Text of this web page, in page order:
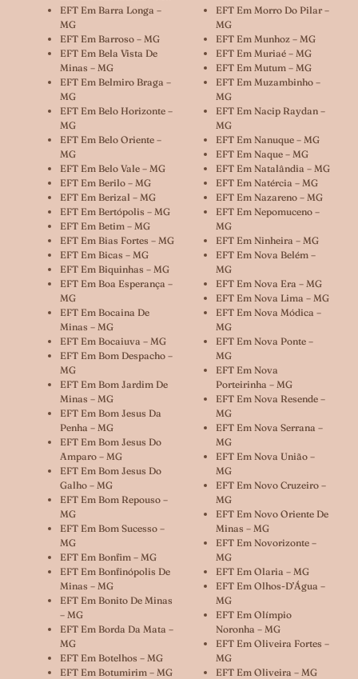
EFT Em Barra Longa –
MG
EFT Em Barroso – MG
EFT Em Bela Vista De
Minas – MG
EFT Em Belmiro Braga –
MG
EFT Em Belo Horizonte –
MG
EFT Em Belo Oriente –
MG
EFT Em Belo Vale – MG
EFT Em Berilo – MG
EFT Em Berizal – MG
EFT Em Bertópolis – MG
EFT Em Betim – MG
EFT Em Bias Fortes – MG
EFT Em Bicas – MG
EFT Em Biquinhas – MG
EFT Em Boa Esperança –
MG
EFT Em Bocaina De
Minas – MG
EFT Em Bocaiuva – MG
EFT Em Bom Despacho –
MG
EFT Em Bom Jardim De
Minas – MG
EFT Em Bom Jesus Da
Penha – MG
EFT Em Bom Jesus Do
Amparo – MG
EFT Em Bom Jesus Do
Galho – MG
EFT Em Bom Repouso –
MG
EFT Em Bom Sucesso –
MG
EFT Em Bonfim – MG
EFT Em Bonfinópolis De
Minas – MG
EFT Em Bonito De Minas
– MG
EFT Em Borda Da Mata –
MG
EFT Em Botelhos – MG
EFT Em Botumirim – MG
EFT Em Morro Do Pilar –
MG
EFT Em Munhoz – MG
EFT Em Muriaé – MG
EFT Em Mutum – MG
EFT Em Muzambinho –
MG
EFT Em Nacip Raydan –
MG
EFT Em Nanuque – MG
EFT Em Naque – MG
EFT Em Natalândia – MG
EFT Em Natércia – MG
EFT Em Nazareno – MG
EFT Em Nepomuceno –
MG
EFT Em Ninheira – MG
EFT Em Nova Belém –
MG
EFT Em Nova Era – MG
EFT Em Nova Lima – MG
EFT Em Nova Módica –
MG
EFT Em Nova Ponte –
MG
EFT Em Nova
Porteirinha – MG
EFT Em Nova Resende –
MG
EFT Em Nova Serrana –
MG
EFT Em Nova União –
MG
EFT Em Novo Cruzeiro –
MG
EFT Em Novo Oriente De
Minas – MG
EFT Em Novorizonte –
MG
EFT Em Olaria – MG
EFT Em Olhos-D’Água –
MG
EFT Em Olímpio
Noronha – MG
EFT Em Oliveira Fortes –
MG
EFT Em Oliveira – MG